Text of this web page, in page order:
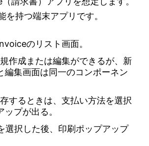
を持つ端末アプリです。
のリスト画面。
作成または編集ができるが、新
編集画面は同一のコンポーネン
するときは、支払い方法を選択
プが出る。
選択した後、印刷ポップアップ